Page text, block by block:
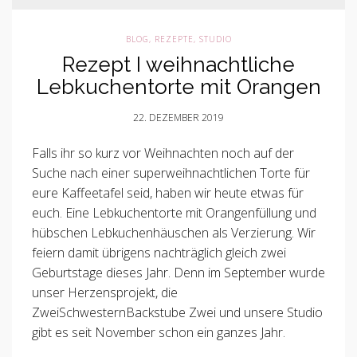
BLOG, REZEPTE, STUDIO
Rezept I weihnachtliche
Lebkuchentorte mit Orangen
22. DEZEMBER 2019
Falls ihr so kurz vor Weihnachten noch auf der
Suche nach einer superweihnachtlichen Torte für
eure Kaffeetafel seid, haben wir heute etwas für
euch. Eine Lebkuchentorte mit Orangenfüllung und
hübschen Lebkuchenhäuschen als Verzierung. Wir
feiern damit übrigens nachträglich gleich zwei
Geburtstage dieses Jahr. Denn im September wurde
unser Herzensprojekt, die
ZweiSchwesternBackstube Zwei und unsere Studio
gibt es seit November schon ein ganzes Jahr.